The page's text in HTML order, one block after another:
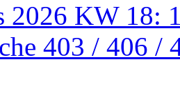
2026 KW 18:
403 / 406 /